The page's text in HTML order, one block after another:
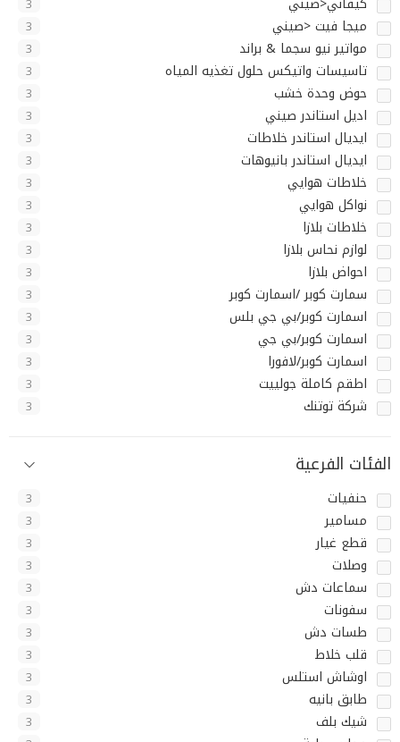
ميجا فيت <صيني 3
مواتير نيو سجما & براند 3
تاسيسات واتيكس حلول تغذيه المياه 3
حوض وحدة خشب 3
اديل استاندر صيني 3
ايديال استاندر خلاطات 3
ايديال استاندر بانيوهات 3
خلاطات هوايي 3
نواكل هوايي 3
خلاطات بلازا 3
لوازم نحاس بلازا 3
احواض بلازا 3
سمارت كوبر /اسمارت كوبر 3
اسمارت كوبر/بي جي بلس 3
اسمارت كوبر/بي جي 3
اسمارت كوبر/لافورا 3
اطقم كاملة جولييت 3
شركة توتنك 3
الفئات الفرعية
حنفيات 3
مسامير 3
قطع غيار 3
وصلات 3
سماعات دش 3
سفونات 3
طسات دش 3
قلب خلاط 3
اوشاش استلس 3
طابق بانيه 3
شيك بلف 3